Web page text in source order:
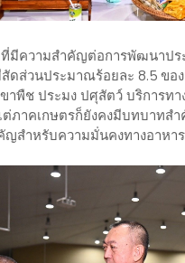
มีความสำคัญต่อการพัฒนาปร
ดส่วนประมาณร้อยละ 8.5 ขอ
าพืช ประมง ปศุสัตว์ บริการท
ภาคเกษตรก็ยังคงมีบทบาทส
ญสำหรับความมั่นคงทางอาหา